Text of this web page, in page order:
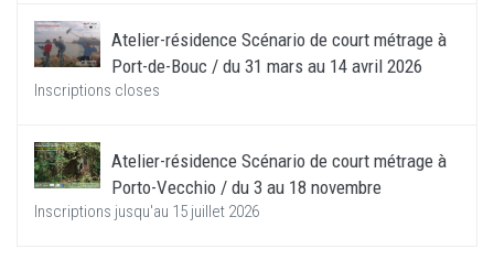
Atelier-résidence Scénario de court métrage à
Port-de-Bouc / du 31 mars au 14 avril 2026
Inscriptions closes
Atelier-résidence Scénario de court métrage à
Porto-Vecchio / du 3 au 18 novembre
Inscriptions jusqu'au 15 juillet 2026